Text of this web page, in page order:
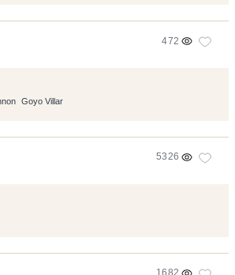
472
Goyo Villar
5326
1682